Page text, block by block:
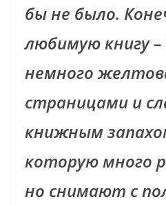
бы не было.
любимую книгу
немного
страницами и
книжным
которую много
но снимают с